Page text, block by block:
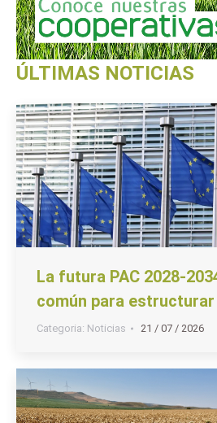
ÚLTIMAS NOTICIAS
La futura PAC 2028-
común para
Categoria: Noticias 21 / 07 / 2026